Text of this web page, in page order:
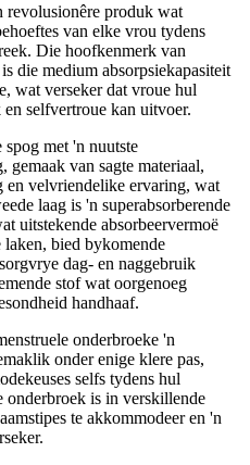
revolusionêre produk wat
van elke vrou tydens
Die hoofkenmerk van
die medium absorpsiekapasiteit
wat verseker dat vroue hul
selfvertroue kan uitvoer.
met 'n nuutste
gemaak van sagte materiaal,
en velvriendelike ervaring, wat
laag is 'n superabsorberende
uitstekende absorbeervermoë
bied bykomende
dag- en naggebruik
stof wat oorgenoeg
handhaaf.
onderbroeke 'n
onder enige klere pas,
selfs tydens hul
onderbroek is in verskillende
te akkommodeer en 'n